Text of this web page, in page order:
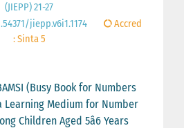
(JIEPP) 21-27
jiepp.v6i1.1174
Accred
: Sinta 5
(Busy Book for Numbers
Learning Medium for Number
Children Aged 5â6 Years